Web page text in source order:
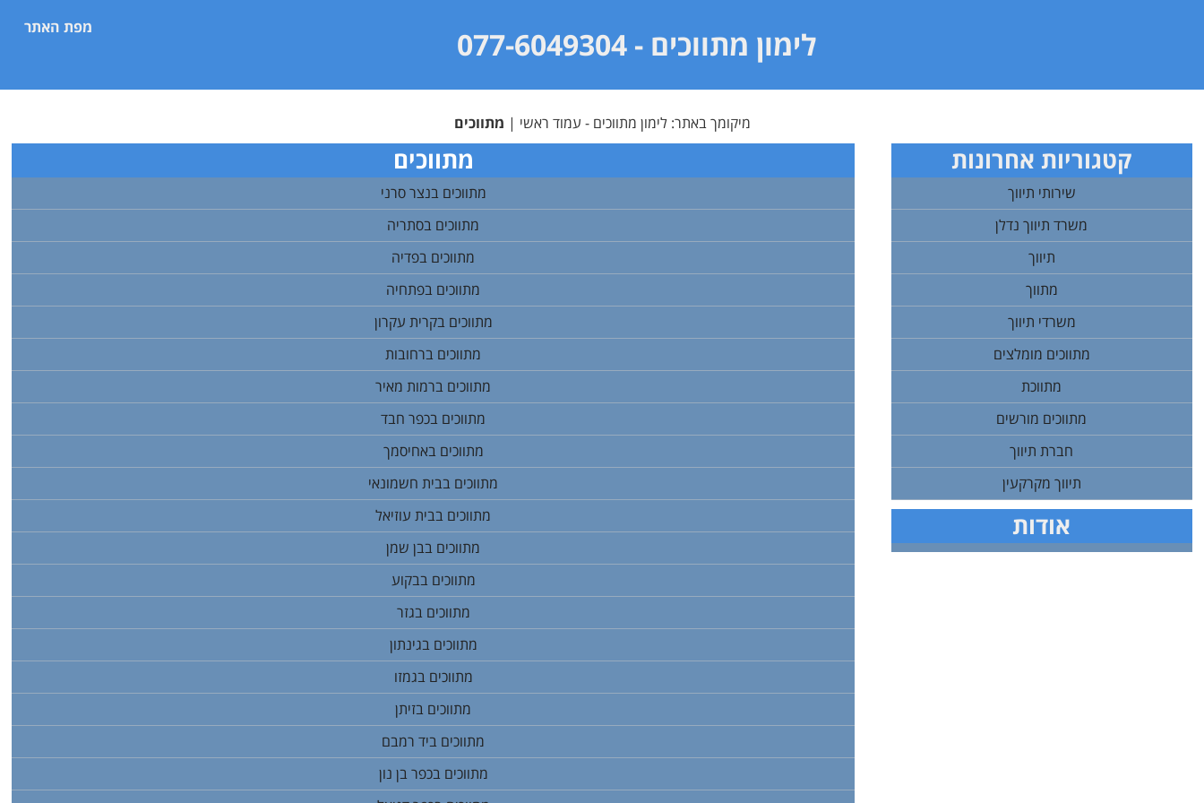
מפת האתר לימון מתווכים - 077-6049304
מיקומך באתר:לימון מתווכים - עמוד ראשי | מתווכים
מתווכים
מתווכים בנצר סרני
מתווכים בסתריה
מתווכים בפדיה
מתווכים בפתחיה
מתווכים בקרית עקרון
מתווכים ברחובות
מתווכים ברמות מאיר
מתווכים בכפר חבד
מתווכים באחיסמך
מתווכים בבית חשמונאי
מתווכים בבית עוזיאל
מתווכים בבן שמן
מתווכים בבקוע
מתווכים בגזר
מתווכים בגינתון
מתווכים בגמזו
מתווכים בזיתן
מתווכים ביד רמבם
מתווכים בכפר בן נון
קטגוריות אחרונות
שירותי תיווך
משרד תיווך נדלן
תיווך
מתווך
משרדי תיווך
מתווכים מומלצים
מתווכת
מתווכים מורשים
חברת תיווך
תיווך מקרקעין
אודות